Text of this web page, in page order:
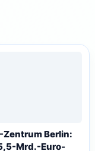
Zentrum Berlin:
Mrd.-Euro-